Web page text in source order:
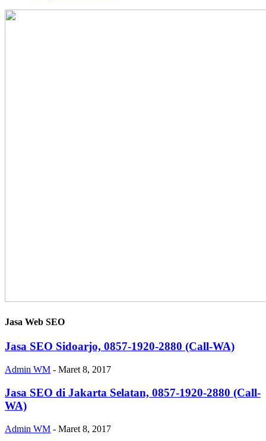
Jasa Web SEO
Jasa SEO Sidoarjo, 0857-1920-2880 (Call-WA)
Admin WM - Maret 8, 2017
Jasa SEO di Jakarta Selatan, 0857-1920-2880 (Call-
WA)
Admin WM - Maret 8, 2017